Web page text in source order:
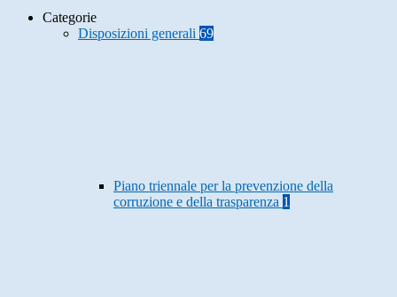
Categorie
Disposizioni generali 69
Piano triennale per la prevenzione della
corruzione e della trasparenza 1